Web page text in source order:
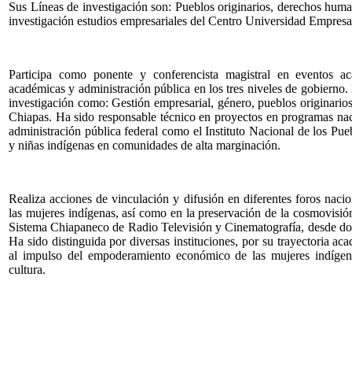
Sus Líneas de investigación son: Pueblos originarios, derechos
investigación estudios empresariales del Centro Universidad
Participa como ponente y conferencista magistral en eventos
académicas y administración pública en los tres niveles de
investigación como: Gestión empresarial, género, pueblos
Chiapas. Ha sido responsable técnico en proyectos en programas
administración pública federal como el Instituto Nacional de los
y niñas indígenas en comunidades de alta marginación.
Realiza acciones de vinculación y difusión en diferentes foros
las mujeres indígenas, así como en la preservación de la
Sistema Chiapaneco de Radio Televisión y Cinematografía, desde
Ha sido distinguida por diversas instituciones, por su trayectoria
al impulso del empoderamiento económico de las mujeres
cultura.